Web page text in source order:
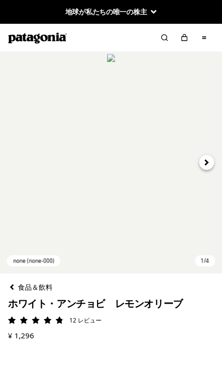
地球が私たちの唯一の株主
次へ
食品＆飲料
ホワイト・アンチョビ レモンオリーブ
評価: 4.8 / 5
12 レビュー
¥ 1,296